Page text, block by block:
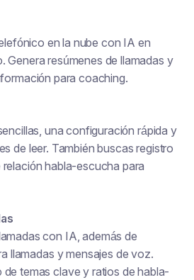
en la nube con IA en
Genera resúmenes de llamadas y
para coaching.
una configuración rápida y
de leer. También buscas registro
habla-escucha para
con IA, además de
llamadas y mensajes de voz.
temas clave y ratios de habla-